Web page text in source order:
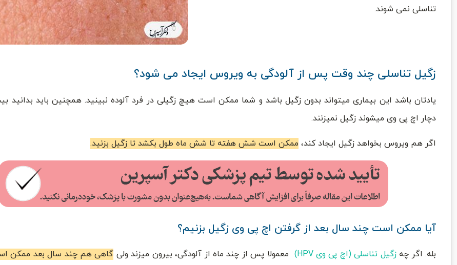
تناسلی نمی شوند.
زگیل تناسلی چند وقت پس از آلودگی به ویروس ایجاد می شود؟
یادتان باشد این بیماری میتواند بدون زگیل باشد و شما ممکن است هیچ زگیلی در فرد آلوده نبینید. همچنین باید بدانید
دچار اچ پی وی میشوند زگیل نمیزنند.
اگر هم ویروس بخواهد زگیل ایجاد کند، ممکن است شش هفته تا شش ماه طول بکشد تا زگیل بزنید.
آیا ممکن است چند سال بعد از گرفتن اچ پی وی زگیل بزنیم؟
بله. اگر چهزگیل تناسلی (اچ پی وی HPV) معمولا پس از چند ماه از آلودگی، بیرون میزند ولی گاهی هم چند سال بعد ممکن